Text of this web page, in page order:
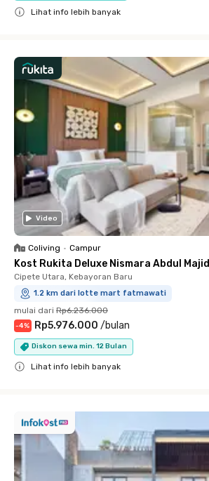
Lihat info lebih banyak
Video
Coliving • Campur
Kost Rukita Deluxe Nismara Abdul Majid
Cipete Utara, Kebayoran Baru
1.2 km dari lotte mart fatmawati
mulai dari Rp6.236.000
-4% Rp5.976.000 /bulan
Diskon sewa min. 12 Bulan
Lihat info lebih banyak